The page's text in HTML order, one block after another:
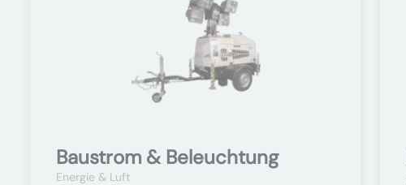
Baustrom & Beleuchtung
Energie & Luft